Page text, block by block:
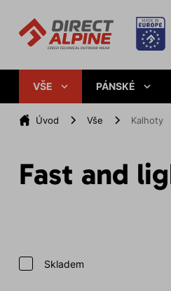
VŠE PÁNSKÉ
Úvod Vše Kalhoty
Fast and
Skladem